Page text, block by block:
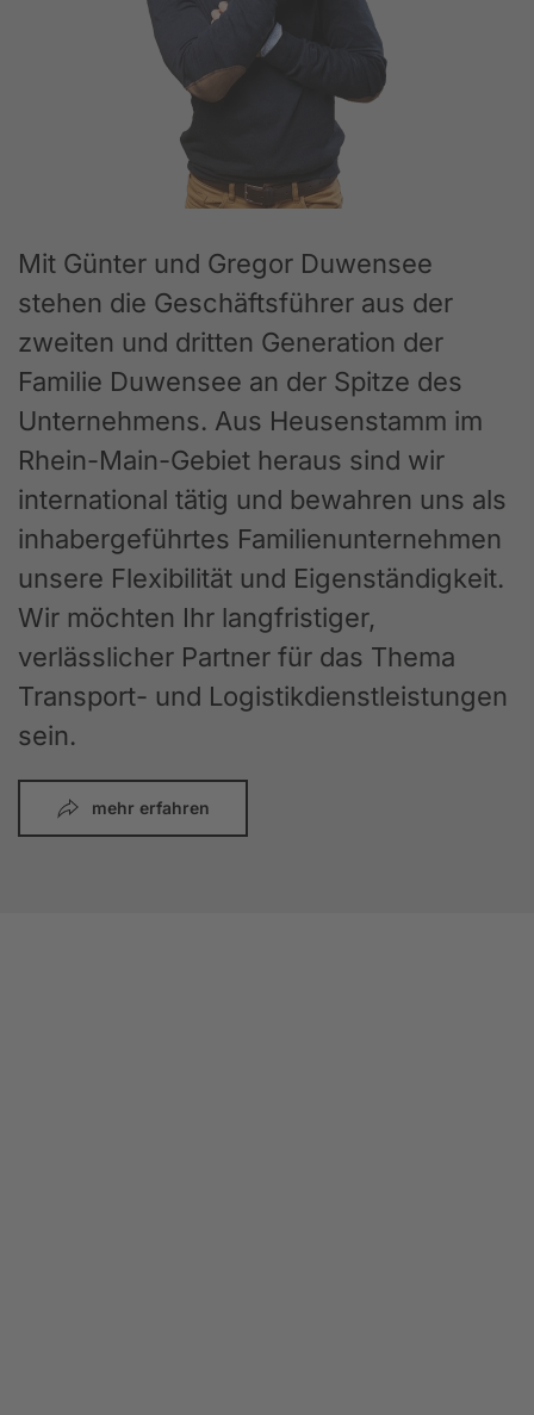
Mit Günter und Gregor Duwensee
stehen die Geschäftsführer aus der
zweiten und dritten Generation der
Familie Duwensee an der Spitze des
Unternehmens. Aus Heusenstamm im
Rhein-Main-Gebiet heraus sind wir
international tätig und bewahren uns als
inhabergeführtes Familienunternehmen
unsere Flexibilität und Eigenständigkeit.
Wir möchten Ihr langfristiger,
verlässlicher Partner für das Thema
Transport- und Logistikdienstleistungen
sein.
mehr erfahren